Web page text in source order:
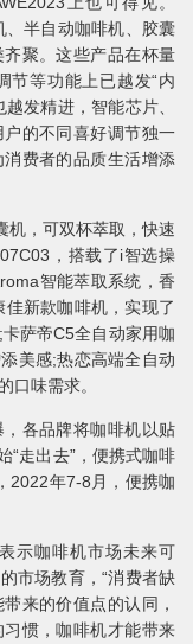
、半自动咖啡机、胶囊
聚。这些产品在杯量
节等功能上已越发“内
发精进，智能芯片、
的不同喜好调节独一
费者的品质生活增添
，可双杯萃取，快速
，搭载了i智选操
智能萃取系统，香
新款咖啡机，实现了
萨帝C5全自动家用咖
美感;热恋高端全自动
口味需求。
各品牌将咖啡机以贴
“走出去”，便携式咖啡
2022年7-8月，便携咖
示咖啡机市场未来可
市场教育，“消费者缺
来的价值点的认同，
惯，咖啡机才能带来